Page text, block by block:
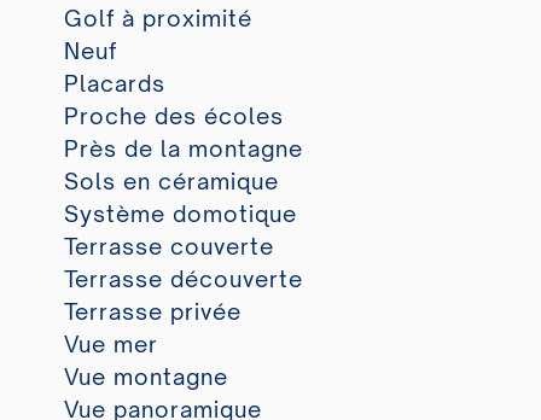
Golf à proximité
Neuf
Placards
Proche des écoles
Près de la montagne
Sols en céramique
Système domotique
Terrasse couverte
Terrasse découverte
Terrasse privée
Vue mer
Vue montagne
Vue panoramique